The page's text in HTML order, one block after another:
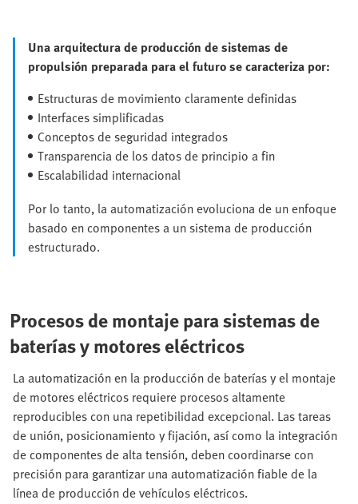
Una arquitectura de producción de sistemas de
propulsión preparada para el futuro se caracteriza por:
Estructuras de movimiento claramente definidas
Interfaces simplificadas
Conceptos de seguridad integrados
Transparencia de los datos de principio a fin
Escalabilidad internacional
Por lo tanto, la automatización evoluciona de un enfoque
basado en componentes a un sistema de producción
estructurado.
Procesos de montaje para sistemas de
baterías y motores eléctricos
La automatización en la producción de baterías y el montaje
de motores eléctricos requiere procesos altamente
reproducibles con una repetibilidad excepcional. Las tareas
de unión, posicionamiento y fijación, así como la integración
de componentes de alta tensión, deben coordinarse con
precisión para garantizar una automatización fiable de la
línea de producción de vehículos eléctricos.